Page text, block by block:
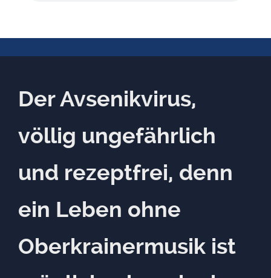
Der Avsenikvirus,
völlig ungefährlich
und rezeptfrei, denn
ein Leben ohne
Oberkrainermusik ist